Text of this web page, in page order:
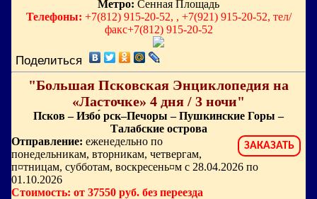
Метро: Сенная Площадь
Телефоны: +7(812) 915-20-52, , +7(921) 915-20-52, тел/
факс+7(812) 915-20-52
Поделиться
"Большая Псковская Энциклопедия на
«Ласточке» 4 дня / 3 ночи"
Псков – Избо́ рск–Печоры – Пушкинские Горы –
Талабские острова
ЗАКАЗАТЬ
Отправление: еженедельно по
понедельникам, вторникам, четвергам,
п¤тницам, субботам, воскресень¤м с 28.04.2026 по
01.10.2026
Стоимость: от 37550 руб. без переезда